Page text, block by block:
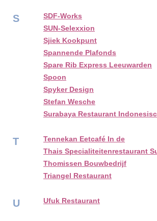
S
SDF-Works
SUN-Selexxion
Sjiek Kookpunt
Spannende Plafonds
Spare Rib Express Leeuwarden
Spoon
Spyker Design
Stefan Wesche
Surabaya Restaurant
T
Tennekan Eetcafé In de
Thais Specialiteitenrestaurant
Thomissen Bouwbedrijf
Triangel Restaurant
U Ufuk Restaurant